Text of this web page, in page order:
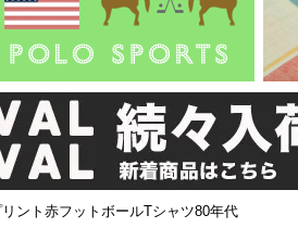
ント赤フットボールTシャツ80年代